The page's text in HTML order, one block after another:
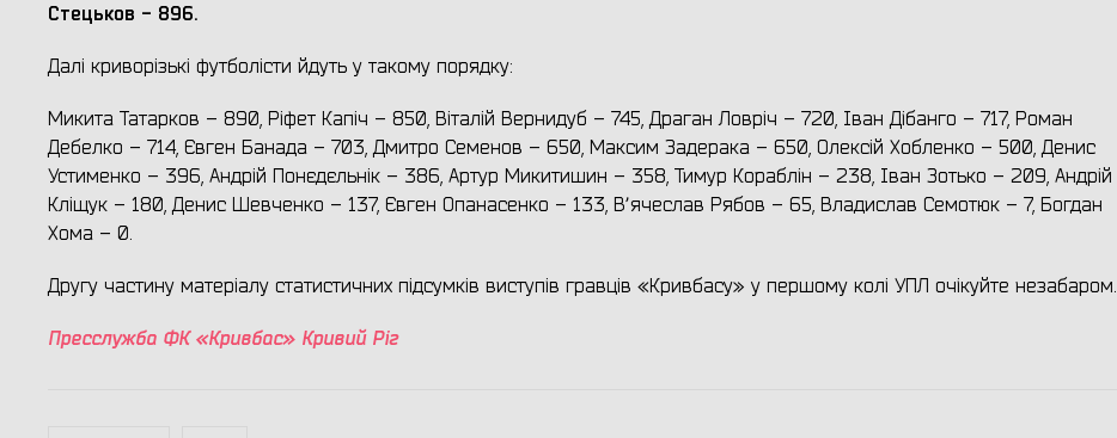
Стецьков - 896.
Далі криворізькі футболісти йдуть у такому порядку:
Микита Татарков – 890, Ріфет Капіч – 850, Віталій Вернидуб – 745, Драган Ловріч – 720, Іван Дібанго – 717, Роман
Дебелко – 714, Євген Банада – 703, Дмитро Семенов – 650, Максим Задерака – 650, Олексій Хобленко – 500, Денис
Устименко – 396, Андрій Понєдєльнік – 386, Артур Микитишин – 358, Тимур Кораблін – 238, Іван Зотько – 209, Андрій
Кліщук – 180, Денис Шевченко – 137, Євген Опанасенко – 133, Вʼячеслав Рябов – 65, Владислав Семотюк – 7, Богдан
Хома – 0.
Другу частину матеріалу статистичних підсумків виступів гравців «Кривбасу» у першому колі УПЛ очікуйте незабаром.
Пресслужба ФК «Кривбас» Кривий Ріг